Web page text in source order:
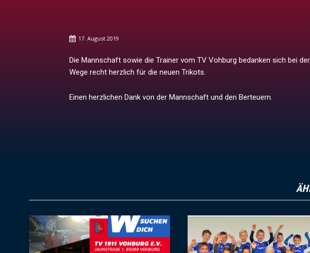
17. August 2019
Die Mannschaft sowie die Trainer vom TV Vohburg bedanken sich bei
Wege recht herzlich für die neuen Trikots.
Einen herzlichen Dank von der Mannschaft und den Berteuern.